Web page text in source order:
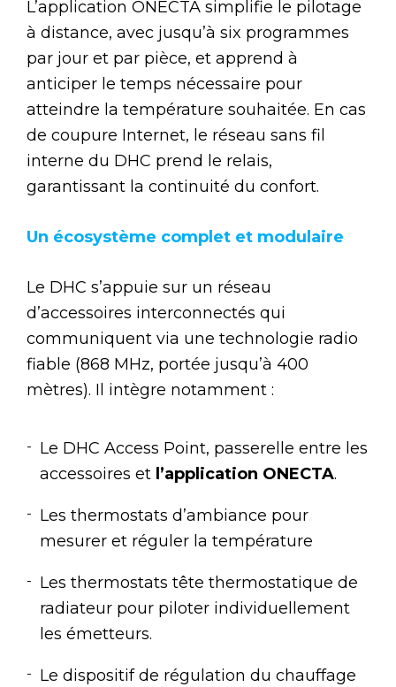
L’application ONECTA simplifie le pilotage
à distance, avec jusqu’à six programmes
par jour et par pièce, et apprend à
anticiper le temps nécessaire pour
atteindre la température souhaitée. En cas
de coupure Internet, le réseau sans fil
interne du DHC prend le relais,
garantissant la continuité du confort.
Un écosystème complet et modulaire
Le DHC s’appuie sur un réseau
d’accessoires interconnectés qui
communiquent via une technologie radio
fiable (868 MHz, portée jusqu’à 400
mètres). Il intègre notamment :
Le DHC Access Point, passerelle entre les
accessoires et l’application ONECTA.
Les thermostats d’ambiance pour
mesurer et réguler la température
Les thermostats tête thermostatique de
radiateur pour piloter individuellement
les émetteurs.
Le dispositif de régulation du chauffage